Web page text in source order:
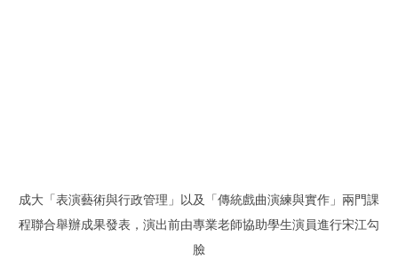
成大「表演藝術與行政管理」以及「傳統戲曲演練與實作」兩門課
程聯合舉辦成果發表，演出前由專業老師協助學生演員進行宋江勾
臉